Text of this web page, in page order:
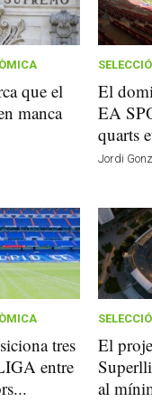
que el
manca
El
EA
quarts
Jordi
tres
entre
El
al